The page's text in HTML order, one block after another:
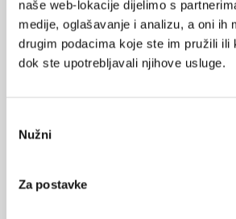
naše web-lokacije dijelimo s
medije, oglašavanje i analizu, a oni ih
drugim podacima koje ste im pružili ili
dok ste upotrebljavali njihove usluge.
pristanka
Nužni
Za postavke
medicini
16.11.2024.
Operativne tehnike liječenja cista
04.02.2024.
06.09.2023.